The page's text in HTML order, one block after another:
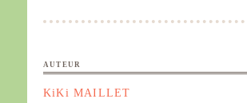
AUTEUR
KiKi MAILLET